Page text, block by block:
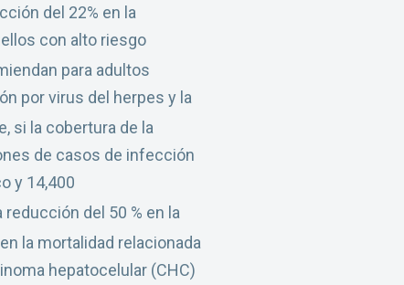
del 22% en la
con alto riesgo
para adultos
por virus del herpes y la
si la cobertura de la
de casos de infección
y 14,400
del 50 % en la
la mortalidad relacionada
hepatocelular (CHC)